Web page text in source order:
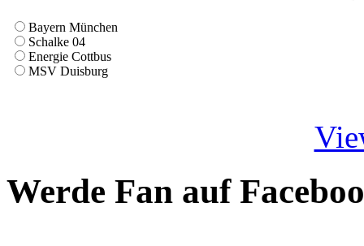
Bayern München
Schalke 04
Energie Cottbus
MSV Duisburg
Werde Fan auf